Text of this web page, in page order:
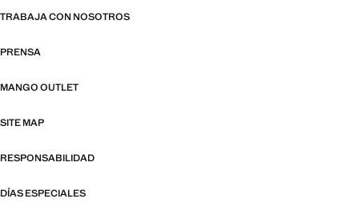
TRABAJA CON NOSOTROS
PRENSA
MANGO OUTLET
SITE MAP
RESPONSABILIDAD
DÍAS ESPECIALES